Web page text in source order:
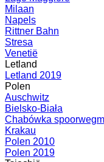
Milaan
Napels
Rittner Bahn
Stresa
Venetië
Letland
Letland 2019
Polen
Auschwitz
Bielsko-Biała
Chabówka
Krakau
Polen 2010
Polen 2019